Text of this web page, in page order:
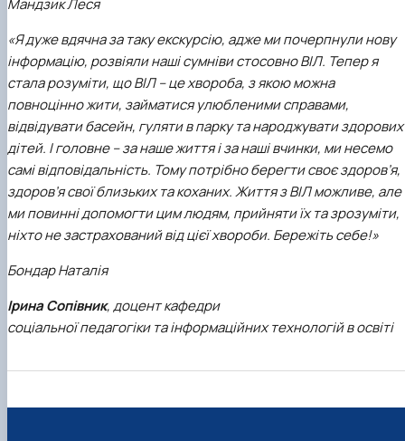
Мандзик Леся
«Я дуже вдячна за таку екскурсію, адже ми почерпнули нову
інформацію, розвіяли наші сумніви стосовно ВІЛ. Тепер я
стала розуміти, що ВІЛ – це хвороба, з якою можна
повноцінно жити, займатися улюбленими справами,
відвідувати басейн, гуляти в парку та народжувати здорових
дітей. І головне – за наше життя і за наші вчинки, ми несемо
самі відповідальність. Тому потрібно берегти своє здоров’я,
здоров’я свої близьких та коханих. Життя з ВІЛ можливе, але
ми повинні допомогти цим людям, прийняти їх та зрозуміти,
ніхто не застрахований від цієї хвороби. Бережіть себе!»
Бондар Наталія
Ірина Сопівник, доцент кафедри
соціальної педагогіки та інформаційних технологій в освіті